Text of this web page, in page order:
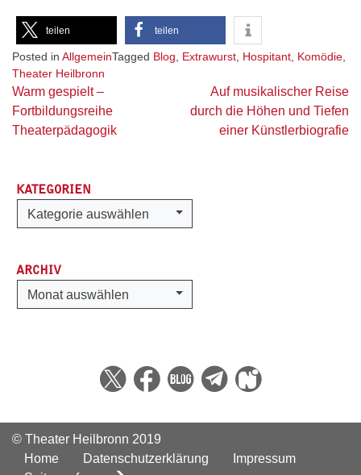
teilen teilen
Posted in AllgemeinTagged Blog, Extrawurst, Hospitant, Komödie,
Theater Heilbronn
Beitragsnavigation
Warm gespielt –
Fortbildungsreihe
Theaterpädagogik
Auf musikalischer Reise
durch die Höhen und Tiefen
einer Künstlerbiografie
KATEGORIEN
Kategorien
Kategorie auswählen
ARCHIV
Archiv
Monat auswählen
© Theater Heilbronn 2019
Home
Datenschutzerklärung
Impressum